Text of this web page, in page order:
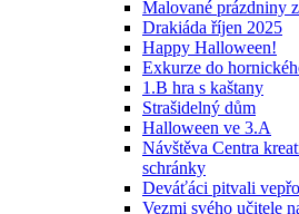
Malované prázdniny
Drakiáda říjen 2025
Happy Halloween!
Exkurze do
1.B hra s kaštany
Strašidelný dům
Halloween ve 3.A
Návštěva Centra
schránky
Deváťáci pitvali
Vezmi svého učitele